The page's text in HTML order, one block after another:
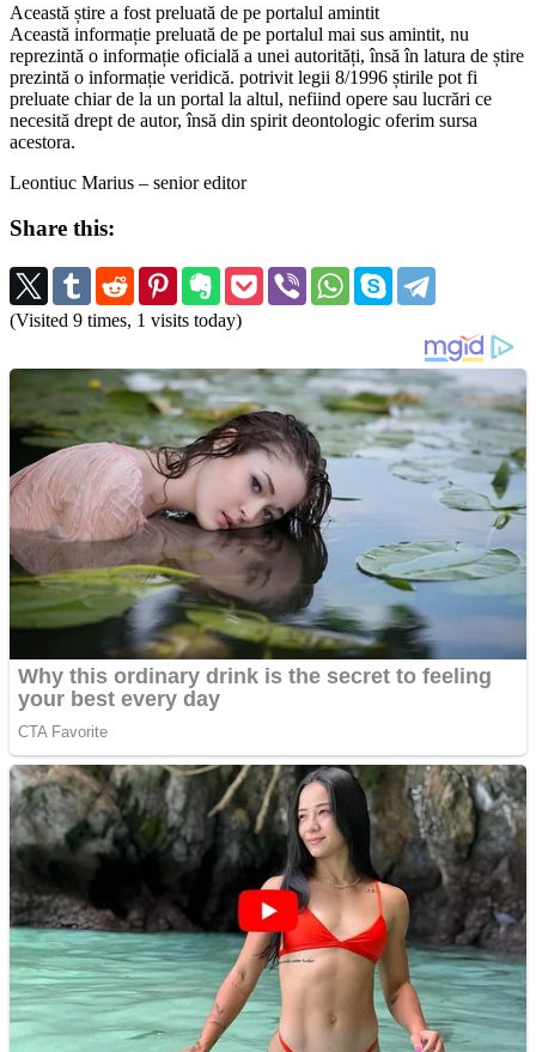
Această știre a fost preluată de pe portalul amintit
Această informație preluată de pe portalul mai sus amintit, nu
reprezintă o informație oficială a unei autorități, însă în latura de știre
prezintă o informație veridică. potrivit legii 8/1996 știrile pot fi
preluate chiar de la un portal la altul, nefiind opere sau lucrări ce
necesită drept de autor, însă din spirit deontologic oferim sursa
acestora.
Leontiuc Marius – senior editor
Share this:
(Visited 9 times, 1 visits today)